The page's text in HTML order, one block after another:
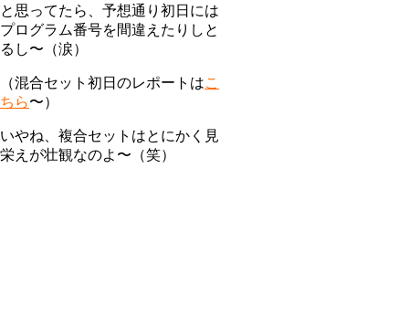
と思ってたら、予想通り初日には
プログラム番号を間違えたりしと
るし〜（涙）
（混合セット初日のレポートはこ
ちら〜）
いやね、複合セットはとにかく見
栄えが壮観なのよ〜（笑）